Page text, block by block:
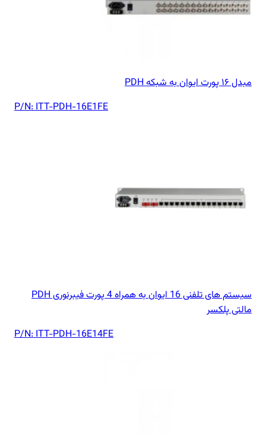
مبدل ۱۶ پورت ایوان به شبکه PDH
P/N:ITT-PDH-16E1FE
سیستم های تلفنی 16 ایوان به همراه 4 پورت فیبرنوری PDH
مالتی پلکسر
P/N:ITT-PDH-16E14FE